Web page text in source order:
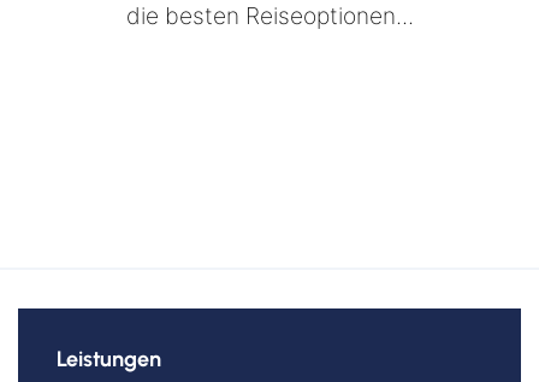
die besten Reiseoptionen...
Leistungen